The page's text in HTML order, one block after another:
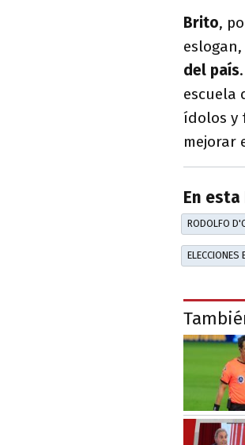
Brito,
eslogan,
del país
escuela
ídolos y
mejorar
En
RODOLFO
ELECCIONES